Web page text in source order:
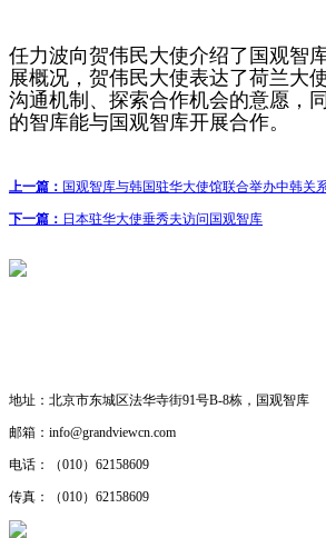
任力波向贺伟民大使介绍了国观智
展概况，贺伟民大使表达了荷兰大
沟通机制、探索合作机会的意愿，
的智库能与国观智库开展合作。
上一篇： 国观智库与韩国驻华大使馆联合举办中韩关
下一篇： 日本驻华大使垂秀夫访问国观智库
地址： 北京市东城区法华寺街91号B-8栋，国观智库
邮箱： info@grandviewcn.com
电话： （010）62158609
传真： （010）62158609